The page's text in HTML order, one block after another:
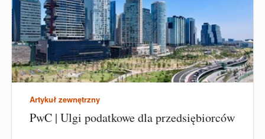
Artykuł zewnętrzny
PwC | Ulgi podatkowe dla przedsiębiorców